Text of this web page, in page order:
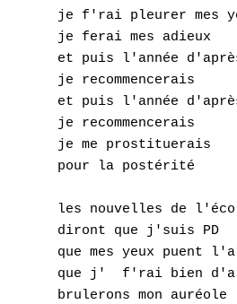
je f'rai pleurer mes
je ferai mes adieux
et puis l'année
je recommencerais
et puis l'année
je recommencerais
je me prostituerais
pour la postérité
les nouvelles de
diront que j'suis PD
que mes yeux puent
que j'	f'rai bien d'arrêter
brulerons mon auréole